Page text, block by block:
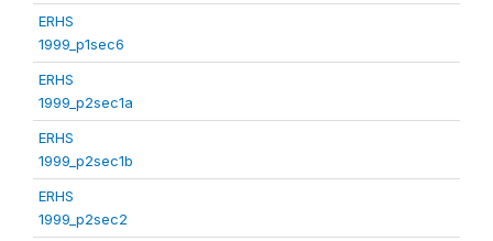
ERHS
1999_p1sec6
ERHS
1999_p2sec1a
ERHS
1999_p2sec1b
ERHS
1999_p2sec2